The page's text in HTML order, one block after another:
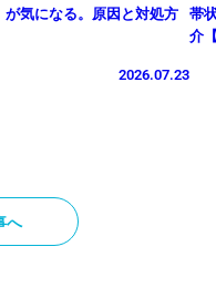
気になる。原因と対処方
2026.07.23
帯
介
へ